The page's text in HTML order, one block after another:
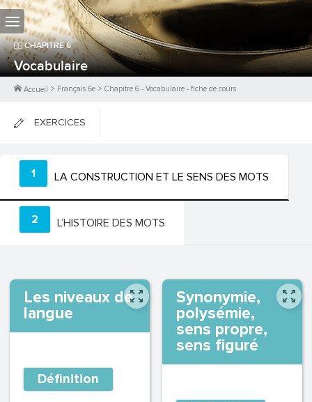
CHAPITRE6
Vocabulaire
Accueil > Français 6e > Chapitre 6 - Vocabulaire - fiche de cours
EXERCICES
FICHES DE COURS
0PTS
1 LA CONSTRUCTION ET LE SENS DES MOTS
2 L’HISTOIRE DES MOTS
Les niveaux de
langue
Définition
Synonymie,
polysémie,
sens propre,
sens figuré